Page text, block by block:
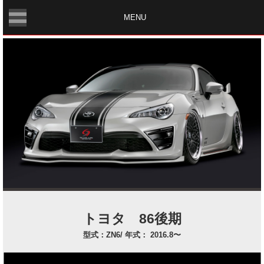
MENU
トヨタ 86後期
型式：ZN6/ 年式： 2016.8〜